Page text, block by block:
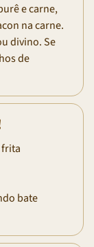
e carne,
na carne.
divino. Se
de
frita
bate